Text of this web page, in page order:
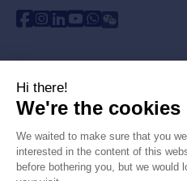
Связаться с нами
Часто задаваемые